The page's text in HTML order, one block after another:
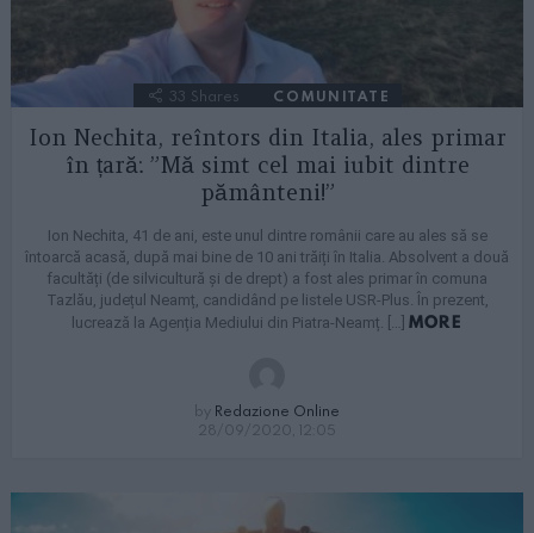
33 Shares COMUNITATE
Ion Nechita, reîntors din Italia, ales primar
în țară: ”Mă simt cel mai iubit dintre
pământeni!”
Ion Nechita, 41 de ani, este unul dintre românii care au ales să se
întoarcă acasă, după mai bine de 10 ani trăiți în Italia. Absolvent a două
facultăți (de silvicultură și de drept) a fost ales primar în comuna
Tazlău, județul Neamț, candidând pe listele USR-Plus. În prezent,
lucrează la Agenția Mediului din Piatra-Neamț. […] MORE
by Redazione Online
28/09/2020, 12:05